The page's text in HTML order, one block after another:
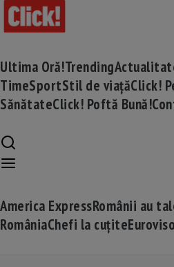
Ultima Oră!Trending
TimeSportStil de viațăClick!
SănătateClick! Poftă Bună!
America ExpressRomânii au
RomâniaChefi la cuțite